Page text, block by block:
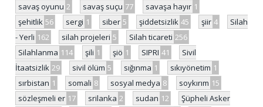
savaş oyunu 2 savaş suçu 77 savaşa hayır 1
şehitlik 56 sergi 1 siber 5 şiddetsizlik 45 şiir 4
Silah
- Yerli 162 silah projeleri 5 Silah ticareti 256
Silahlanma 114 şili 1 şiö 1 SIPRI 41
Sivil
İtaatsizlik 29 sivil ölüm 5 sığınma 1 sıkıyönetim 1
sırbistan 1 somali 8 sosyal medya 8 soykırım 15
sözleşmeli er 17 srilanka 2 sudan 12
Şüpheli Asker